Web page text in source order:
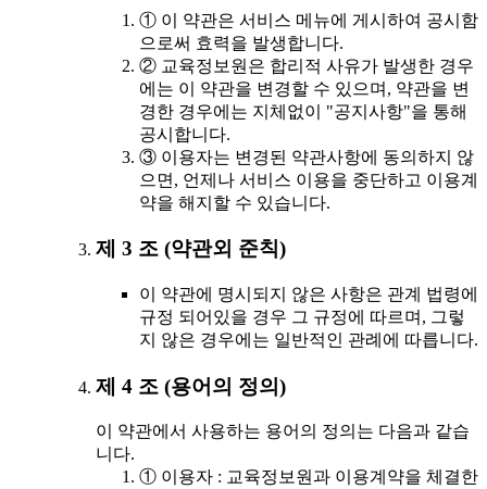
① 이 약관은 서비스 메뉴에 게시하여 공시함
으로써 효력을 발생합니다.
② 교육정보원은 합리적 사유가 발생한 경우
에는 이 약관을 변경할 수 있으며, 약관을 변
경한 경우에는 지체없이 "공지사항"을 통해
공시합니다.
③ 이용자는 변경된 약관사항에 동의하지 않
으면, 언제나 서비스 이용을 중단하고 이용계
약을 해지할 수 있습니다.
제 3 조 (약관외 준칙)
이 약관에 명시되지 않은 사항은 관계 법령에
규정 되어있을 경우 그 규정에 따르며, 그렇
지 않은 경우에는 일반적인 관례에 따릅니다.
제 4 조 (용어의 정의)
이 약관에서 사용하는 용어의 정의는 다음과 같습
니다.
① 이용자 : 교육정보원과 이용계약을 체결한